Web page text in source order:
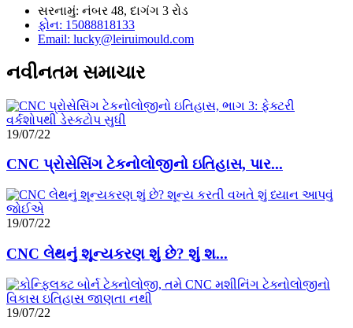
સરનામું: નંબર 48, દાગંગ 3 રોડ
ફોન: 15088818133
Email: lucky@leiruimould.com
નવીનતમ સમાચાર
19/07/22
CNC પ્રોસેસિંગ ટેકનોલોજીનો ઇતિહાસ, પાર...
19/07/22
CNC લેથનું શૂન્યકરણ શું છે? શું શ...
19/07/22